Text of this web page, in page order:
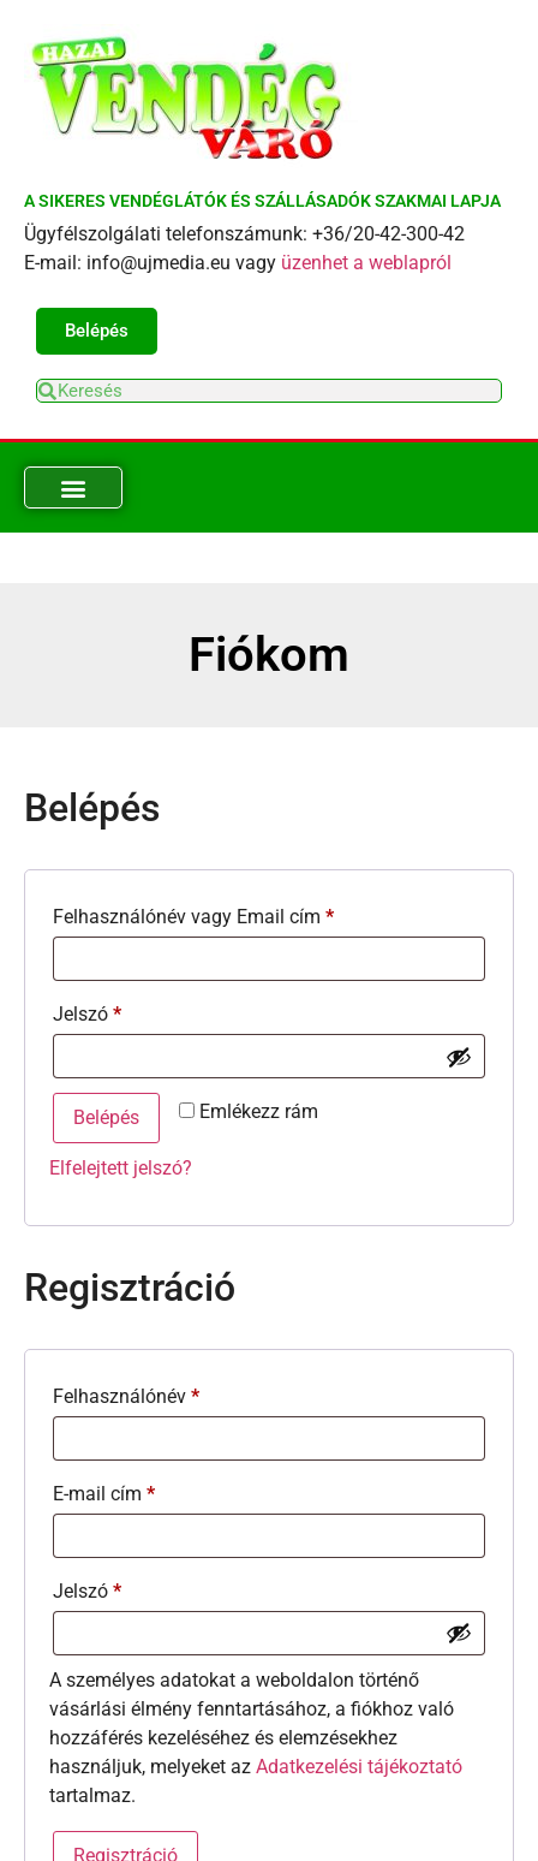
A SIKERES VENDÉGLÁTÓK ÉS SZÁLLÁSADÓK SZAKMAI LAPJA
Ügyfélszolgálati telefonszámunk: +36/20-42-300-42
E-mail: info@ujmedia.eu vagy üzenhet a weblapról
Belépés
Fiókom
Belépés
Felhasználónév vagy Email cím *
Jelszó *
Emlékezz rám
Belépés
Elfelejtett jelszó?
Regisztráció
Felhasználónév *
E-mail cím *
Jelszó *
A személyes adatokat a weboldalon történő
vásárlási élmény fenntartásához, a fiókhoz való
hozzáférés kezeléséhez és elemzésekhez
használjuk, melyeket az Adatkezelési tájékoztató
tartalmaz.
Regisztráció